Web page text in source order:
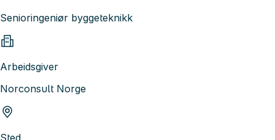
Senioringeniør byggeteknikk
Arbeidsgiver
Norconsult Norge
Sted